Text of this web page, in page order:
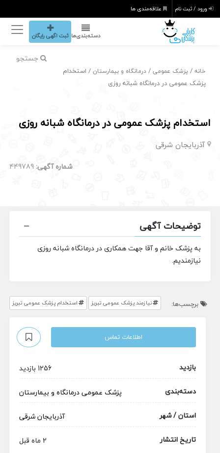
ورود / ثبت نام علاقه‌مندی ها
دسته‌بندی‌ها ثبت اگهی رایگان
جستجو
خانه / پزشک عمومی /درمانگاه و بیمارستان / استخدام
پزشک عمومی در درمانگاه شبانه روزی
استخدام پزشک عمومی در درمانگاه شبانه روزی
آذربایجان شرقی
شماره آگهی: 449789
توضیحات آگهی
به پزشک خانم و آقا جهت همکاری در درمانگاه شبانه روزی
نیازمندیم.
برچسب‌ها: نیازمند پزشک عمومی تبریز استخدام پزشک عمومی تبریز
اطلاعات تماس
بازدید
1256 بازدید
دسته‌بندی
پزشک عمومیدرمانگاه و بیمارستان
استان / شهر
آذربایجان شرقی
تاریخ انتشار
2 ماه قبل